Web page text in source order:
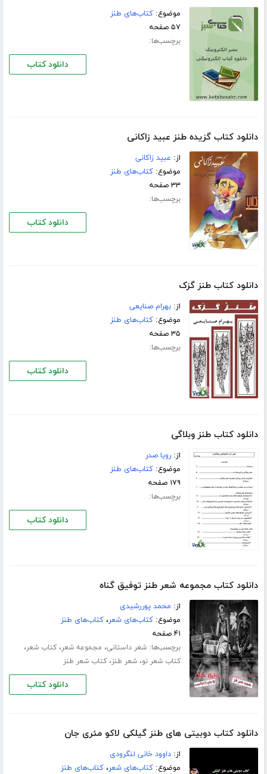
موضوع:کتاب‌های طنز
۵۷ صفحه
برچسب‌ها:
دانلود کتاب
دانلود کتاب گزیده طنز عبید زاکانی
از: عبید زاکانی
موضوع:کتاب‌های طنز
۳۳ صفحه
برچسب‌ها:
دانلود کتاب
دانلود کتاب طنز گزک
از:بهرام صنایعی
موضوع:کتاب‌های طنز
۳۵ صفحه
برچسب‌ها:
دانلود کتاب
دانلود کتاب طنز وبلاگی
از:رویا صدر
موضوع:کتاب‌های طنز
۱۷۹ صفحه
برچسب‌ها:
دانلود کتاب
دانلود کتاب مجموعه شعر طنز توفیق گناه
از: محمد پوررشیدی
موضوع:کتاب‌های شعر،کتاب‌های طنز
۴۱ صفحه
برچسب‌ها:شعر داستانی، مجموعه شعرِ،کتاب شعر،
کتاب شعر نو،شعر طنز،کتاب شعر طنز
دانلود کتاب
دانلود کتاب دوبیتی های طنز گیلکی لاکو مئری جان
از:داوود خانی لنگرودی
موضوع:کتاب‌های شعر،کتاب‌های طنز